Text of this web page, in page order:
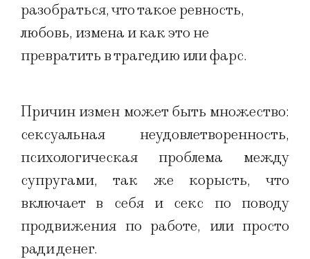
разобраться, что такое ревность,
любовь, измена и как это не
превратить в трагедию или фарс.
Причин измен может быть множество:
сексуальная неудовлетворенность,
психологическая проблема между
супругами, так же корысть, что
включает в себя и секс по поводу
продвижения по работе, или просто
ради денег.